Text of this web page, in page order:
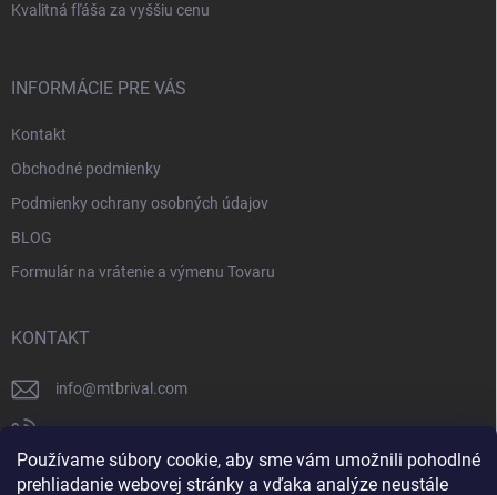
Používame súbory cookie, aby sme vám umožnili pohodlné
prehliadanie webovej stránky a vďaka analýze neustále
Kvalitná fľáša za vyššiu cenu
INFORMÁCIE PRE VÁS
Kontakt
Obchodné podmienky
Podmienky ochrany osobných údajov
BLOG
Formulár na vrátenie a výmenu Tovaru
KONTAKT
info@mtbrival.com
Náš Facebook